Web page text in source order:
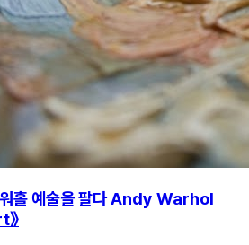
워홀 예술을 팔다 Andy Warhol